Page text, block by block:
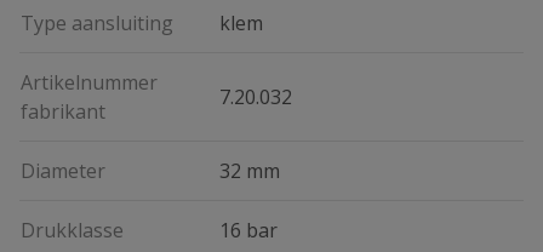
Type aansluiting klem
Artikelnummer
fabrikant
7.20.032
Diameter 32 mm
Drukklasse 16 bar